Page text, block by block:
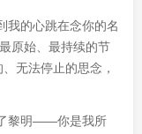
我的心跳在念你的名
原始、最持续的节
无法停止的思念，
黎明——你是我所